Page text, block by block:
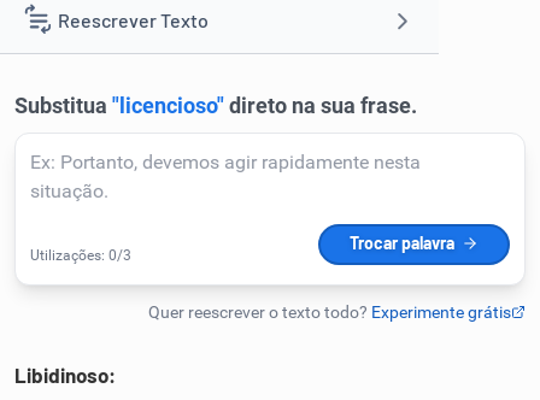
Reescrever Texto
Corrigir Texto
Humanizador de IA
1 libidinoso.
Libidinoso: